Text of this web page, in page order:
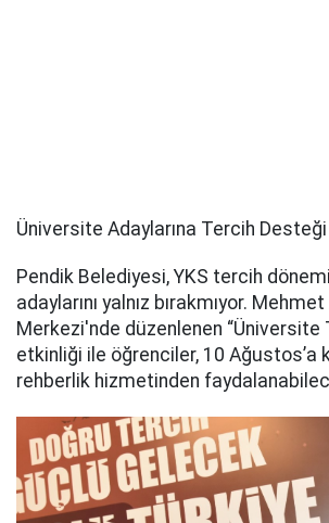
Üniversite Adaylarına Tercih Desteği
Pendik Belediyesi, YKS tercih
adaylarını yalnız bırakmıyor.
Merkezi'nde düzenlenen “Üniversite
etkinliği ile öğrenciler, 10 Ağustos’a
rehberlik hizmetinden